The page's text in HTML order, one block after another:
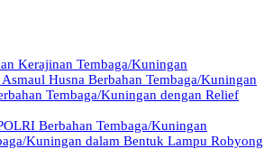
Kerajinan Tembaga/Kuningan
Husna Berbahan Tembaga/Kuningan
Tembaga/Kuningan dengan Relief
Berbahan Tembaga/Kuningan
Kuningan dalam Bentuk Lampu Robyong